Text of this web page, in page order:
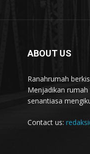
ABOUT US
Ranahrumah
Menjadikan
senantiasa
Contact us: